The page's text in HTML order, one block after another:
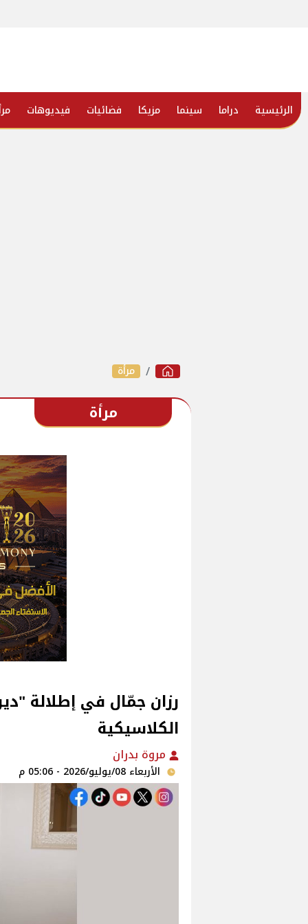
الرئيسية دراما سينما مزيكا فضائيات فيديوهات
مرأة
مرأة
رزان جمّال في إطلالة
الكلاسيكية
مروة بدران
الأربعاء 08/يوليو/2026 - 05:06 م